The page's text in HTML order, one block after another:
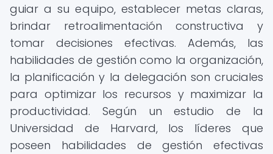
guiar a su equipo, establecer metas claras,
brindar retroalimentación constructiva y
tomar decisiones efectivas. Además, las
habilidades de gestión como la organización,
la planificación y la delegación son cruciales
para optimizar los recursos y maximizar la
productividad. Según un estudio de la
Universidad de Harvard, los líderes que
poseen habilidades de gestión efectivas